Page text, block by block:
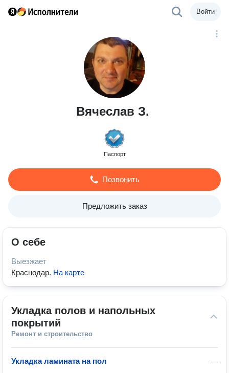
Войти
Вячеслав З.
Паспорт
Позвонить
Предложить заказ
О себе
Выезжает
Краснодар. На карте
Укладка полов и напольных
покрытий
Ремонт и строительство
—
Укладка ламината на пол